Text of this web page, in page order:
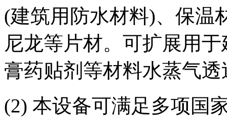
(建筑用防水材料)、保温
尼龙等片材。可扩展用
膏药贴剂等材料水蒸气
(2) 本设备可满足多项国